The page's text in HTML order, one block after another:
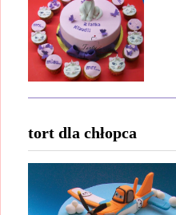
tort dla chłopca